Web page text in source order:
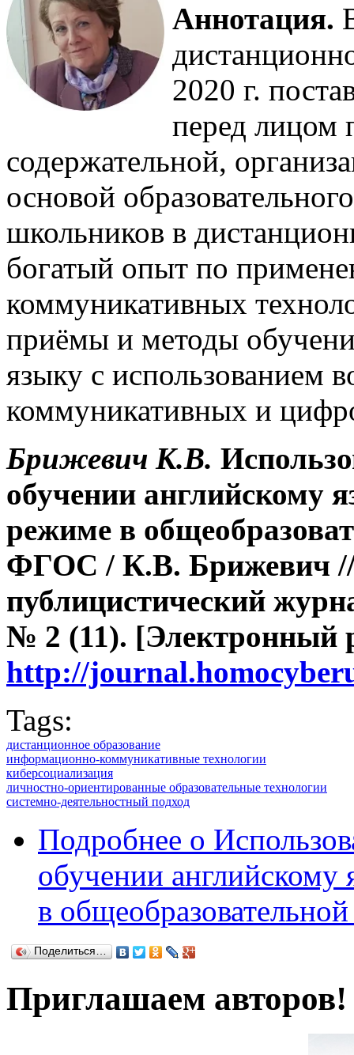
Аннотация.
2020 г.
перед лицом
содержательной,
основой
школьников в
богатый опыт по
коммуникативных
приёмы и методы
языку с использованием
коммуникативных и
Брижевич К.В.
обучении английскому
режиме в
ФГОС / К.В. Брижевич
публицистический
№ 2 (11). [Электронный
http://
Tags:
дистанционное образование
информационно-коммуникативные технологии
киберсоциализация
личностно-ориентированные образовательные технологии
системно-деятельностный подход
Подробнее о
обучении
в
Поделиться…
Приглашаем авторов!